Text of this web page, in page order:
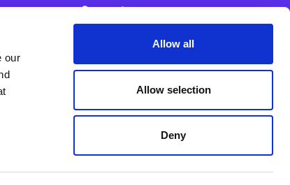
our
Allow all
Allow selection
Deny
Support
Impressum